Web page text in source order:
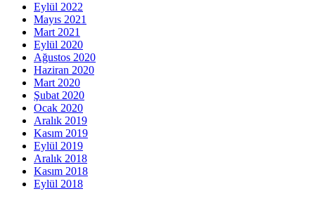
Eylül 2022
Mayıs 2021
Mart 2021
Eylül 2020
Ağustos 2020
Haziran 2020
Mart 2020
Şubat 2020
Ocak 2020
Aralık 2019
Kasım 2019
Eylül 2019
Aralık 2018
Kasım 2018
Eylül 2018